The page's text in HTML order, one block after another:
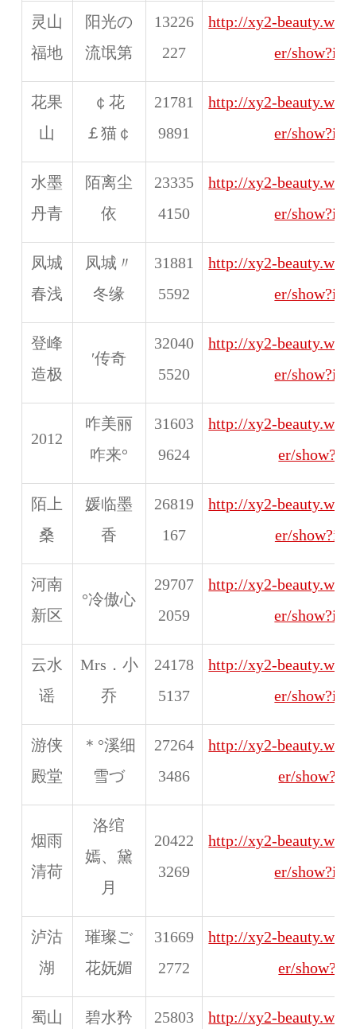
灵山
福地
阳光の
流氓第
13226
227
http://xy2-
er/
花果
山
￠花
￡猫￠
21781
9891
http://xy2-
er/
水墨
丹青
陌离尘
依
23335
4150
http://xy2-
er/
凤城
春浅
凤城〃
冬缘
31881
5592
http://xy2-
er/
登峰
造极
′传奇
32040
5520
http://xy2-
er/
2012
咋美丽
咋来°
31603
9624
http://xy2-
er/
陌上
桑
媛临墨
香
26819
167
http://xy2-
er/
河南
新区
°冷傲心
29707
2059
http://xy2-
er/
云水
谣
Mrs．小
乔
24178
5137
http://xy2-
er/
游侠
殿堂
＊°溪细
雪づ
27264
3486
http://xy2-
er/
烟雨
清荷
洛绾
嫣、黛
月
20422
3269
http://xy2-
er/
泸沽
湖
璀璨ご
花妩媚
31669
2772
http://xy2-
er/
蜀山 碧水矜 25803 http://xy2-